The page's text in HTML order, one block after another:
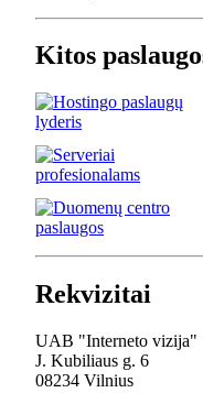
Kitos
Rekvizitai
UAB "Interneto vizija"
J. Kubiliaus g. 6
08234 Vilnius